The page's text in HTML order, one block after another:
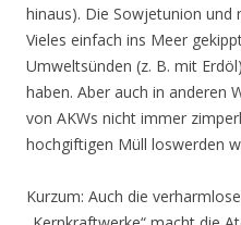
hinaus). Die Sowjetunion und
Vieles einfach ins Meer
Umweltsünden (z. B. mit
haben. Aber auch in anderen
von AKWs nicht immer
hochgiftigen Müll loswerden
Kurzum: Auch die